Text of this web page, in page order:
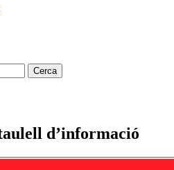
d’informació